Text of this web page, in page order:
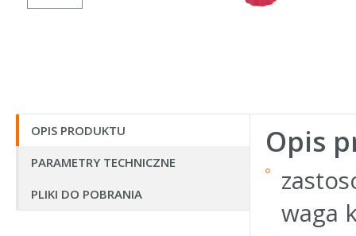
OPIS PRODUKTU
PARAMETRY TECHNICZNE
PLIKI DO POBRANIA
Opis
waga